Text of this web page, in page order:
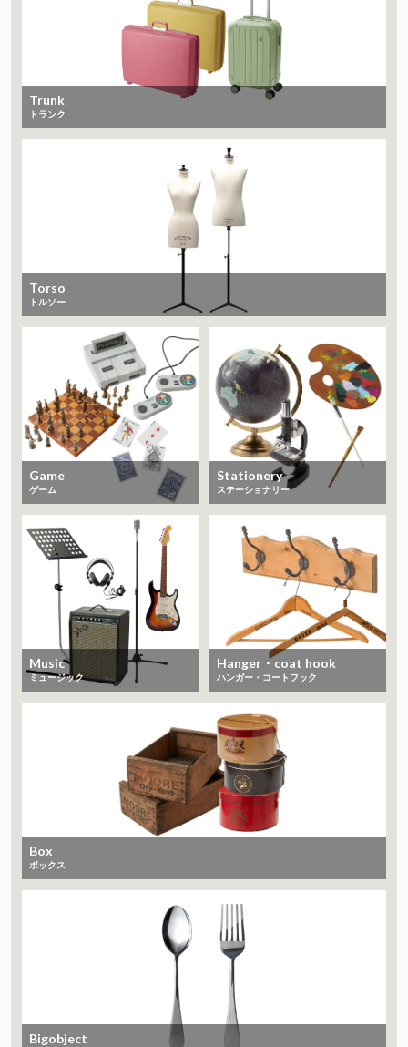
Trunk
トランク
Torso
トルソー
Game
ゲーム
Stationery
ステーショナリー
Music
ミュージック
Hanger・coat hook
ハンガー・コートフック
Box
ボックス
Bigobject